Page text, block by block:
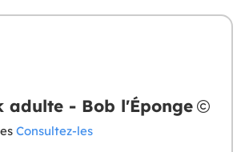
adulte - Bob l'Éponge
Consultez-les